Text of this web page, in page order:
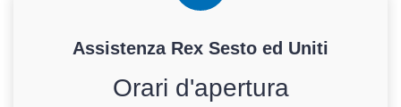
Assistenza Rex Sesto ed Uniti
Orari d'apertura